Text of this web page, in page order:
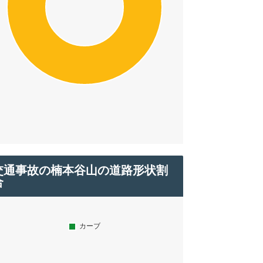
通事故の楠本谷山の道路形状割